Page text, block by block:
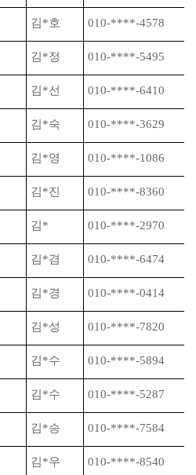
김*호 010-****-4578
김*정 010-****-5495
김*선 010-****-6410
김*숙 010-****-3629
김*영 010-****-1086
김*진 010-****-8360
김* 010-****-2970
김*겸 010-****-6474
김*경 010-****-0414
김*성 010-****-7820
김*수 010-****-5894
김*수 010-****-5287
김*승 010-****-7584
김*우 010-****-8540